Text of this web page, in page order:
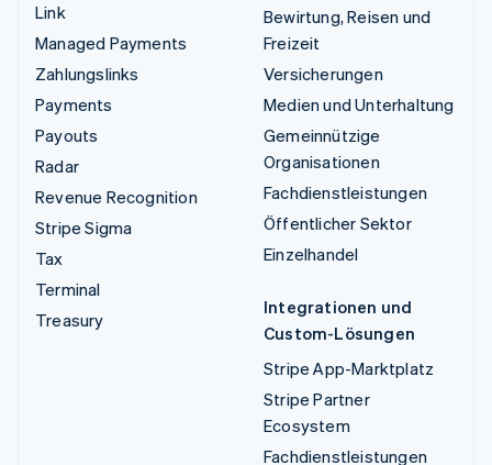
Link
Managed Payments
Zahlungslinks
Payments
Payouts
Radar
Revenue Recognition
Stripe Sigma
Tax
Terminal
Treasury
Bewirtung, Reisen und
Freizeit
Versicherungen
Medien und Unterhaltung
Gemeinnützige
Organisationen
Fachdienstleistungen
Öffentlicher Sektor
Einzelhandel
Integrationen und
Custom-Lösungen
Stripe App-Marktplatz
Stripe Partner
Ecosystem
Fachdienstleistungen